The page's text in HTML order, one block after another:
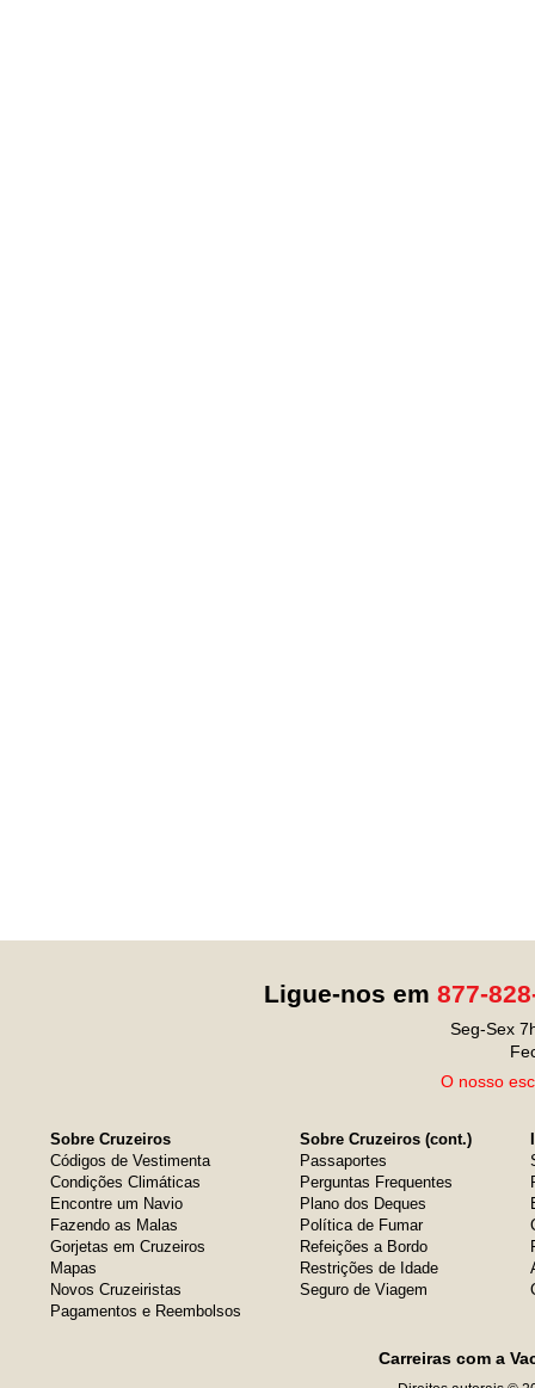
Ligue-nos em 877-
Seg-Sex
O nosso
Sobre Cruzeiros
Códigos de Vestimenta
Condições Climáticas
Encontre um Navio
Fazendo as Malas
Gorjetas em Cruzeiros
Mapas
Novos Cruzeiristas
Pagamentos e Reembolsos
Sobre Cruzeiros (cont.)
Passaportes
Perguntas Frequentes
Plano dos Deques
Política de Fumar
Refeições a Bordo
Restrições de Idade
Seguro de Viagem
Carreiras com a